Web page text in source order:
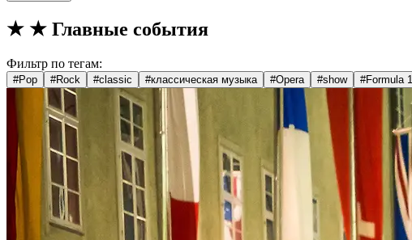
★ ★ Главные события
Фильтр по тегам:
#Pop #Rock #classic #классическая музыка #Opera #show #Formula 1